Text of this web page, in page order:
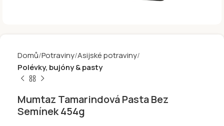
Domů Potraviny Asijské potraviny
Polévky, bujóny & pasty
Mumtaz Tamarindová Pasta Bez
Semínek 454g